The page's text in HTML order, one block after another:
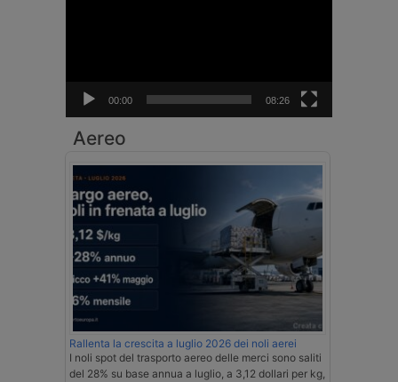
00:00 08:26
Aereo
Rallenta la crescita a luglio 2026 dei noli aerei
I noli spot del trasporto aereo delle merci sono saliti
del 28% su base annua a luglio, a 3,12 dollari per kg,